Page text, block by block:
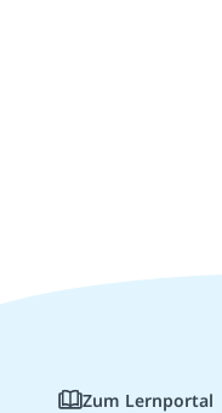
Zum Lernportal